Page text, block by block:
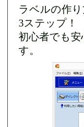
ラベルの作
3ステップ！
初心者でも
す。